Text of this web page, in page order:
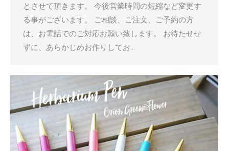
とさせて頂きます。 今後営業時間の短縮など変更す
る事がございます。 ご相談、ご注文、ご予約の方
は、お電話でのご対応お願い致します。 お待たせせ
ずに、あらかじめお作りしてお…